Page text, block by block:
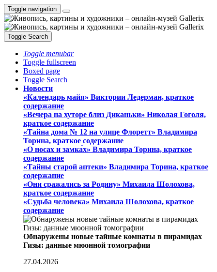
Toggle navigation
Toggle Search
Toggle menubar
Toggle fullscreen
Boxed page
Toggle Search
Новости
«Календарь майя» Виктории Ледерман, краткое
содержание
«Вечера на хуторе близ Диканьки» Николая Гоголя,
краткое содержание
«Тайна дома № 12 на улице Флоретт» Владимира
Торина, краткое содержание
«О носах и замка́х» Владимира Торина, краткое
содержание
«Тайны старой аптеки» Владимира Торина, краткое
содержание
«Они сражались за Родину» Михаила Шолохова,
краткое содержание
«Судьба человека» Михаила Шолохова, краткое
содержание
Обнаружены новые тайные комнаты в пирамидах
Гизы: данные мюонной томографии
27.04.2026